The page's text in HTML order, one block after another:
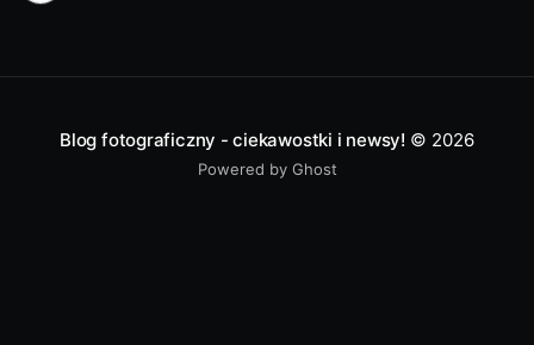
podróżnikaWybór sprzętu fotograficznego zależy od
Blog fotograficzny - ciekawostki i newsy! © 2026
Powered by Ghost